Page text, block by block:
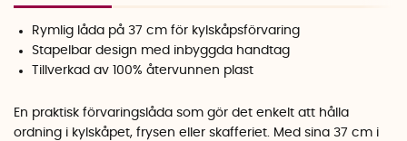
Rymlig låda på 37 cm för kylskåpsförvaring
Stapelbar design med inbyggda handtag
Tillverkad av 100% återvunnen plast
En praktisk förvaringslåda som gör det enkelt att hålla
ordning i kylskåpet, frysen eller skafferiet. Med sina 37 cm i